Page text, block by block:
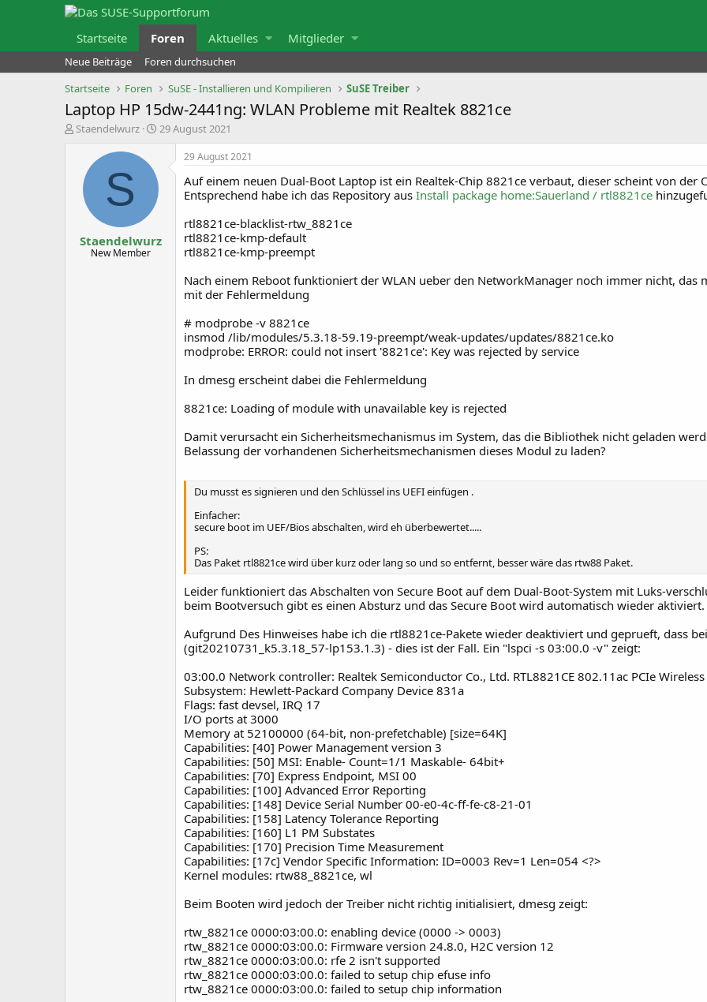
Startseite Foren Aktuelles Mitglieder
Neue Beiträge
Foren durchsuchen
Startseite
Foren SuSE - Installieren und Kompilieren SuSE Treiber
Laptop HP 15dw-2441ng: WLAN Probleme mit Realtek 8821ce
E
Staendelwurz
E
29 August 2021
S
Staendelwurz
New Member
29 August 2021
Auf einem neuen Dual-Boot Laptop ist ein Realtek-Chip 8821ce verbaut, dieser scheint von der
Entsprechend habe ich das Repository aus Install package home:Sauerland / rtl8821ce
rtl8821ce-blacklist-rtw_8821ce
rtl8821ce-kmp-default
rtl8821ce-kmp-preempt
Nach einem Reboot funktioniert der WLAN ueber den NetworkManager noch immer nicht, das
mit der Fehlermeldung
# modprobe -v 8821ce
insmod /lib/modules/5.3.18-59.19-preempt/weak-updates/updates/8821ce.ko
modprobe: ERROR: could not insert '8821ce': Key was rejected by service
In dmesg erscheint dabei die Fehlermeldung
8821ce: Loading of module with unavailable key is rejected
Damit verursacht ein Sicherheitsmechanismus im System, das die Bibliothek nicht geladen
Belassung der vorhandenen Sicherheitsmechanismen dieses Modul zu laden?
Du musst es signieren und den Schlüssel ins UEFI einfügen .
Einfacher:
secure boot im UEF/Bios abschalten, wird eh überbewertet.....
PS:
Das Paket rtl8821ce wird über kurz oder lang so und so entfernt, besser wäre das rtw88 Paket.
Leider funktioniert das Abschalten von Secure Boot auf dem Dual-Boot-System mit Luks-
beim Bootversuch gibt es einen Absturz und das Secure Boot wird automatisch wieder aktiviert.
Aufgrund Des Hinweises habe ich die rtl8821ce-Pakete wieder deaktiviert und geprueft, dass
(git20210731_k5.3.18_57-lp153.1.3) - dies ist der Fall. Ein "lspci -s 03:00.0 -v" zeigt:
03:00.0 Network controller: Realtek Semiconductor Co., Ltd. RTL8821CE 802.11ac PCIe
Subsystem: Hewlett-Packard Company Device 831a
Flags: fast devsel, IRQ 17
I/O ports at 3000
Memory at 52100000 (64-bit, non-prefetchable) [size=64K]
Capabilities: [40] Power Management version 3
Capabilities: [50] MSI: Enable- Count=1/1 Maskable- 64bit+
Capabilities: [70] Express Endpoint, MSI 00
Capabilities: [100] Advanced Error Reporting
Capabilities: [148] Device Serial Number 00-e0-4c-ff-fe-c8-21-01
Capabilities: [158] Latency Tolerance Reporting
Capabilities: [160] L1 PM Substates
Capabilities: [170] Precision Time Measurement
Capabilities: [17c] Vendor Specific Information: ID=0003 Rev=1 Len=054 <?>
Kernel modules: rtw88_8821ce, wl
Beim Booten wird jedoch der Treiber nicht richtig initialisiert, dmesg zeigt:
rtw_8821ce 0000:03:00.0: enabling device (0000 -> 0003)
rtw_8821ce 0000:03:00.0: Firmware version 24.8.0, H2C version 12
rtw_8821ce 0000:03:00.0: rfe 2 isn't supported
rtw_8821ce 0000:03:00.0: failed to setup chip efuse info
rtw_8821ce 0000:03:00.0: failed to setup chip information